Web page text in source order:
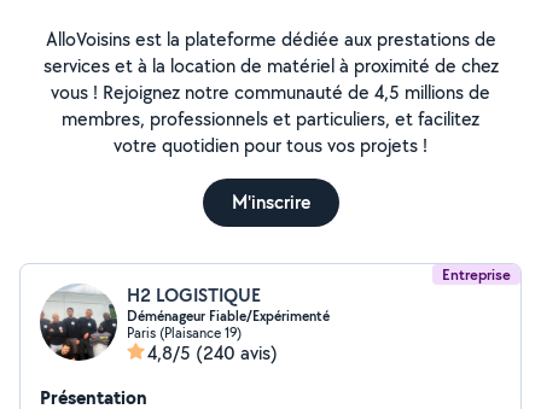
AlloVoisins est la plateforme dédiée aux prestations de
services et à la location de matériel à proximité de chez
vous ! Rejoignez notre communauté de 4,5 millions de
membres, professionnels et particuliers, et facilitez
votre quotidien pour tous vos projets !
M'inscrire
Entreprise
H2 LOGISTIQUE
Déménageur Fiable/Expérimenté
Paris (Plaisance 19)
4,8/5 (240 avis)
Présentation